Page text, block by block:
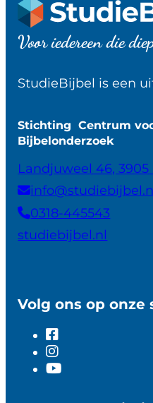
Voor iedereen die
StudieBijbel is een
Stichting Centrum
Bijbelonderzoek
Landjuweel 46,
0318-445543
studiebijbel.nl
Volg ons op onze